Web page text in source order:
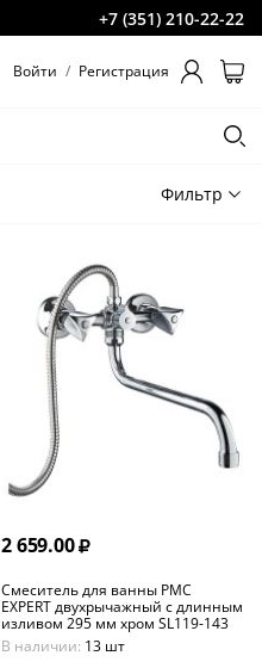
+7 (351) 210-22-22
Войти / Регистрация
Фильтр
2 659.00
Смеситель для ванны РМС
EXPERT двухрычажный с длинным
изливом 295 мм хром SL119-143
В наличии: 13 шт